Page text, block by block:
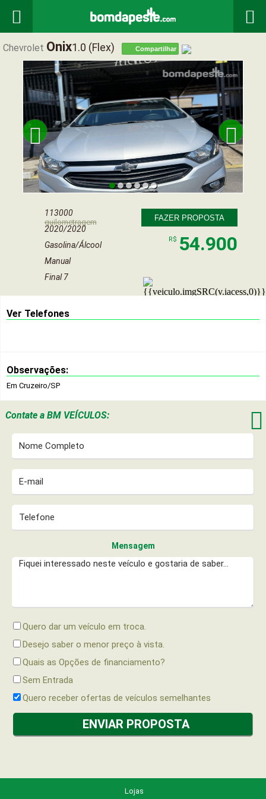
 
Chevrolet Onix1.0 (flex) Compartilhar
 
113000
quilometragem
2020/2020
Gasolina/Álcool
Manual
Final 7
FAZER PROPOSTA
R$ 54.900
Ver Telefones
Observações:
Em Cruzeiro/SP
Contate a BM VEÍCULOS: 
Mensagem
Quero dar um veículo em troca.
Desejo saber o menor preço à vista.
Quais as Opções de financiamento?
Sem Entrada
Quero receber ofertas de veículos semelhantes
Lojas